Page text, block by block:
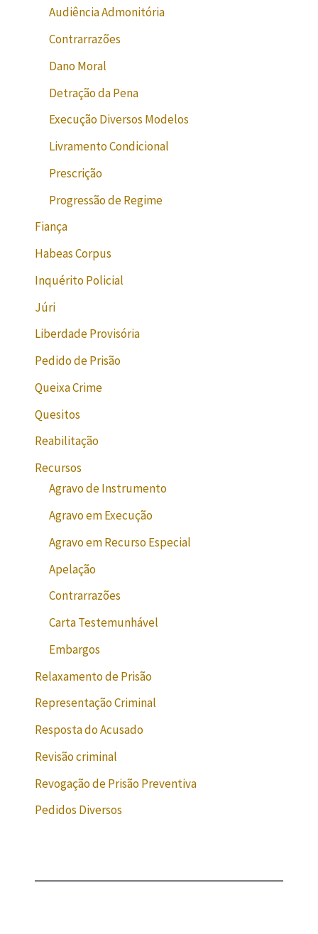
Audiência Admonitória
Contrarrazões
Dano Moral
Detração da Pena
Execução Diversos Modelos
Livramento Condicional
Prescrição
Progressão de Regime
Fiança
Habeas Corpus
Inquérito Policial
Júri
Liberdade Provisória
Pedido de Prisão
Queixa Crime
Quesitos
Reabilitação
Recursos
Agravo de Instrumento
Agravo em Execução
Agravo em Recurso Especial
Apelação
Contrarrazões
Carta Testemunhável
Embargos
Relaxamento de Prisão
Representação Criminal
Resposta do Acusado
Revisão criminal
Revogação de Prisão Preventiva
Pedidos Diversos